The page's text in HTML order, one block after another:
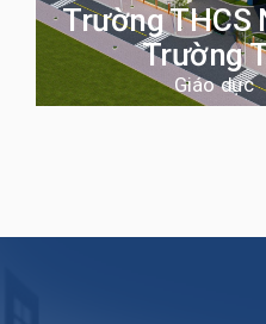
Trường THCS
Trường
Giáo dục